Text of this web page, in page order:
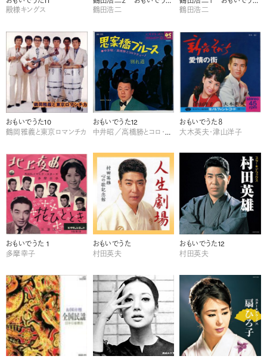
殿様キングス
鶴田浩二
鶴田浩二
おもいでうた10
鶴岡雅義と東京ロマンチカ
おもいでうた12
中井昭／高橋勝とコロ・ラティーノ
おもいでうた８
大木英夫・津山洋子
おもいでうた 1
多摩幸子
おもいでうた
村田英夫
おもいでうた12
村田英夫